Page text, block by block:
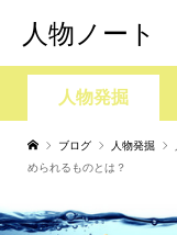
人物ノート
人物発掘
ブログ 人物発掘
められるものとは？